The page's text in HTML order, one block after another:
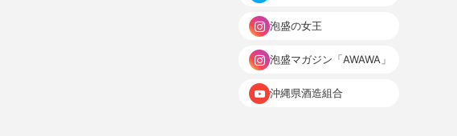
泡盛の女王
泡盛マガジン「AWAWA」
沖縄県酒造組合